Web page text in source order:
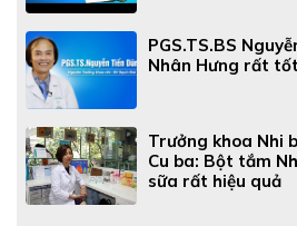
PGS.TS.BS
Nhân Hưng rất
Trưởng khoa Nhi
Cu ba: Bột tắm
sữa rất hiệu quả